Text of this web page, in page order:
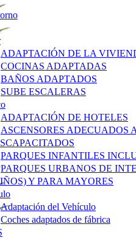
ADAPTACIÓN DE LA
COCINAS ADAPTADAS
BAÑOS ADAPTADOS
SUBE ESCALERAS
ADAPTACIÓN DE HOTELES
ASCENSORES ADECUADOS
PARQUES INFANTILES
PARQUES URBANOS DE
Y PARA MAYORES
Adaptación del Vehículo
Coches adaptados de fábrica